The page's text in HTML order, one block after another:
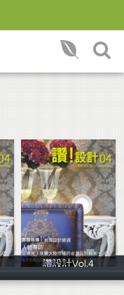
讚設計Vol.4
台灣多媒體整合